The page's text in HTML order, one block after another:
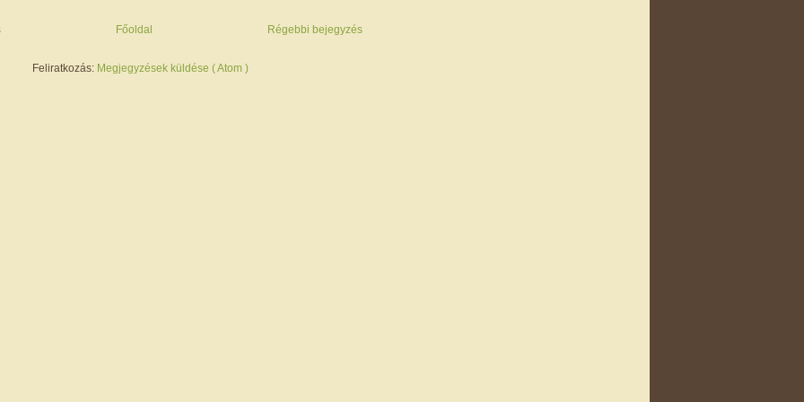
Régebbi bejegyzés
Főoldal
Feliratkozás: Megjegyzések küldése ( Atom )